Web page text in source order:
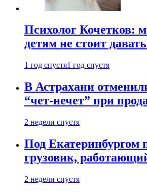
Психолог Кочетков:
детям не стоит
1 год спустя1 год спустя
В Астрахани
“чет-нечет” при
2 недели спустя
Под Екатеринбургом
грузовик,
2 недели спустя